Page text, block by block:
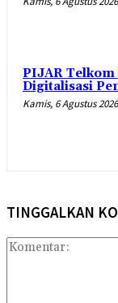
PIJAR
Digitalisasi
Kamis, 6 Agustus
TINGGALKAN